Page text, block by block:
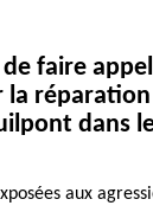
faire
la
dans
aux